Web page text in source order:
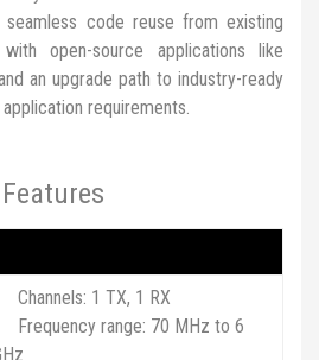
code reuse from existing
open-source applications like
an upgrade path to industry-ready
requirements.
Features
Channels: 1 TX, 1 RX
Frequency range: 70 MHz to 6